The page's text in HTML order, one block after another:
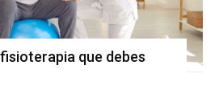
que debes